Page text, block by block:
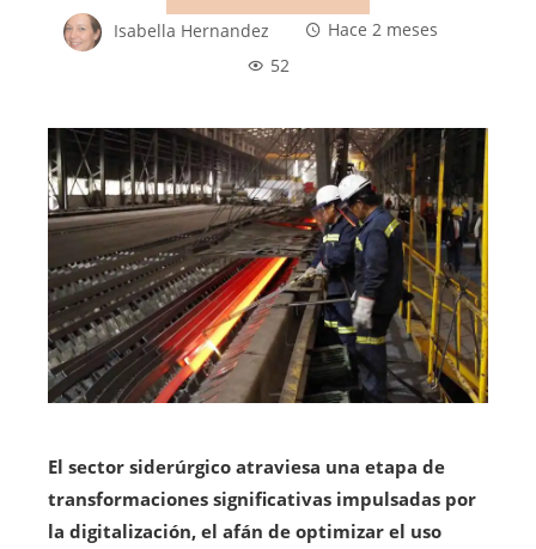
Isabella Hernandez
Hace 2 meses
52
El sector siderúrgico atraviesa una etapa de
transformaciones significativas impulsadas por
la digitalización, el afán de optimizar el uso